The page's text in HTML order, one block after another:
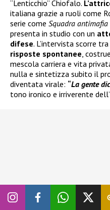
“Lenticchio” Chiofalo.
italiana grazie a ruoli come
serie come Squadra antimafia
presenta in studio con un
difese. L’intervista scorre tra
risposte spontanee ,
mescola carriera e vita
nulla e sintetizza subito il
diventata virale: “La gente
tono ironico e irriverente